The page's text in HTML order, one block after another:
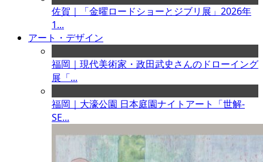
佐賀｜「金曜ロードショーとジブリ展」2026年
1...
アート・デザイン
福岡｜現代美術家・政田武史さんのドローイング
展「...
福岡｜大濠公園 日本庭園ナイトアート「世解-
SE...